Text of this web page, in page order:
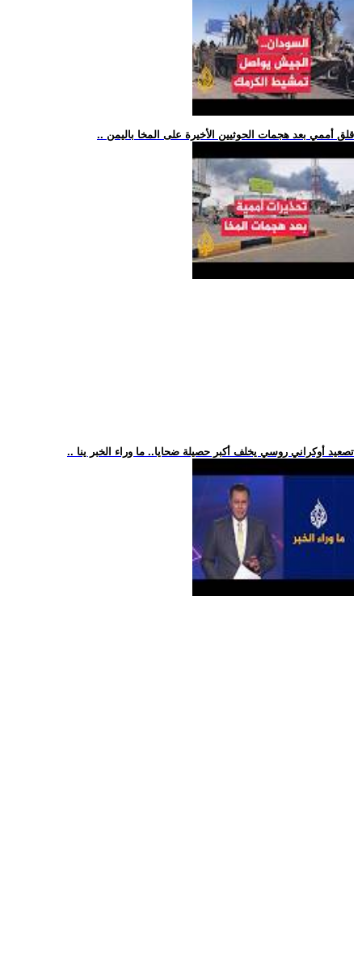
.. قلق أممي بعد هجمات الحوثيين الأخيرة على المخا باليمن
.. تصعيد أوكراني روسي يخلف أكبر حصيلة ضحايا.. ما وراء الخبر ينا